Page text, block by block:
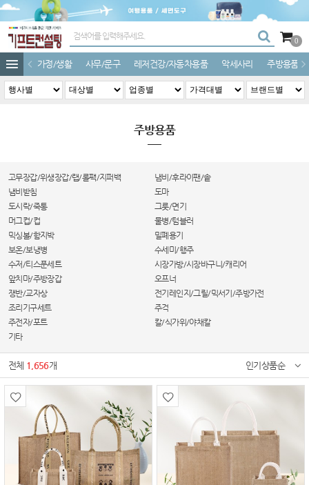
0
가정/생활 사무/문구 레저건강/자동차용품 악세사리 주방용품
주방용품
고무장갑/위생장갑/랩/롤팩/지퍼백
냄비/후라이팬/솥
냄비받침
도마
도시락/죽통
그릇/면기
머그컵/컵
물병/텀블러
믹싱볼/함지박
밀폐용기
보온/보냉병
수세미/행주
수저/티스푼세트
시장가방/시장바구니/캐리어
앞치마/주방장갑
오프너
쟁반/교자상
전기레인지/그릴/믹서기/주방가전
조리기구세트
주걱
주전자/포트
칼/식가위/야채칼
기타
전체 1,656개 인기상품순